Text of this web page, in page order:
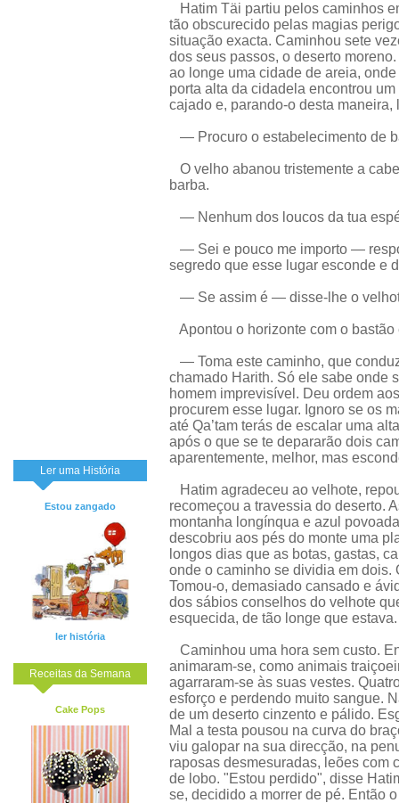
Ler uma História
Estou zangado
ler história
Receitas da Semana
Cake Pops
Hatim Täi partiu pelos caminhos
tão obscurecido pelas magias
situação exacta. Caminhou sete
dos seus passos, o deserto
ao longe uma cidade de areia,
porta alta da cidadela encontrou
cajado e, parando-o desta maneira,
— Procuro o estabelecimento de
O velho abanou tristemente a
barba.
— Nenhum dos loucos da tua
— Sei e pouco me importo —
segredo que esse lugar esconde e
— Se assim é — disse-lhe o
Apontou o horizonte com o bastão
— Toma este caminho, que
chamado Harith. Só ele sabe onde
homem imprevisível. Deu ordem
procurem esse lugar. Ignoro se os
até Qa’tam terás de escalar uma
após o que se te depararão dois
aparentemente, melhor, mas
Hatim agradeceu ao velhote,
recomeçou a travessia do deserto.
montanha longínqua e azul
descobriu aos pés do monte uma
longos dias que as botas, gastas,
onde o caminho se dividia em dois.
Tomou-o, demasiado cansado e
dos sábios conselhos do velhote
esquecida, de tão longe que estava.
Caminhou uma hora sem custo.
animaram-se, como animais
agarraram-se às suas vestes.
esforço e perdendo muito sangue.
de um deserto cinzento e pálido.
Mal a testa pousou na curva do
viu galopar na sua direcção, na
raposas desmesuradas, leões com
de lobo. "Estou perdido", disse
se, decidido a morrer de pé. Então